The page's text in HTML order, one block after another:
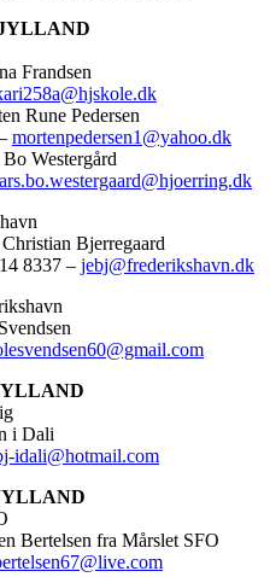
Frandsen
Rune Pedersen
mortenpedersen1@yahoo.dk
Westergård
Bjerregaard
8337 – jebj@frederikshavn.dk
i Dali
idali@hotmail.com
Bertelsen fra Mårslet SFO